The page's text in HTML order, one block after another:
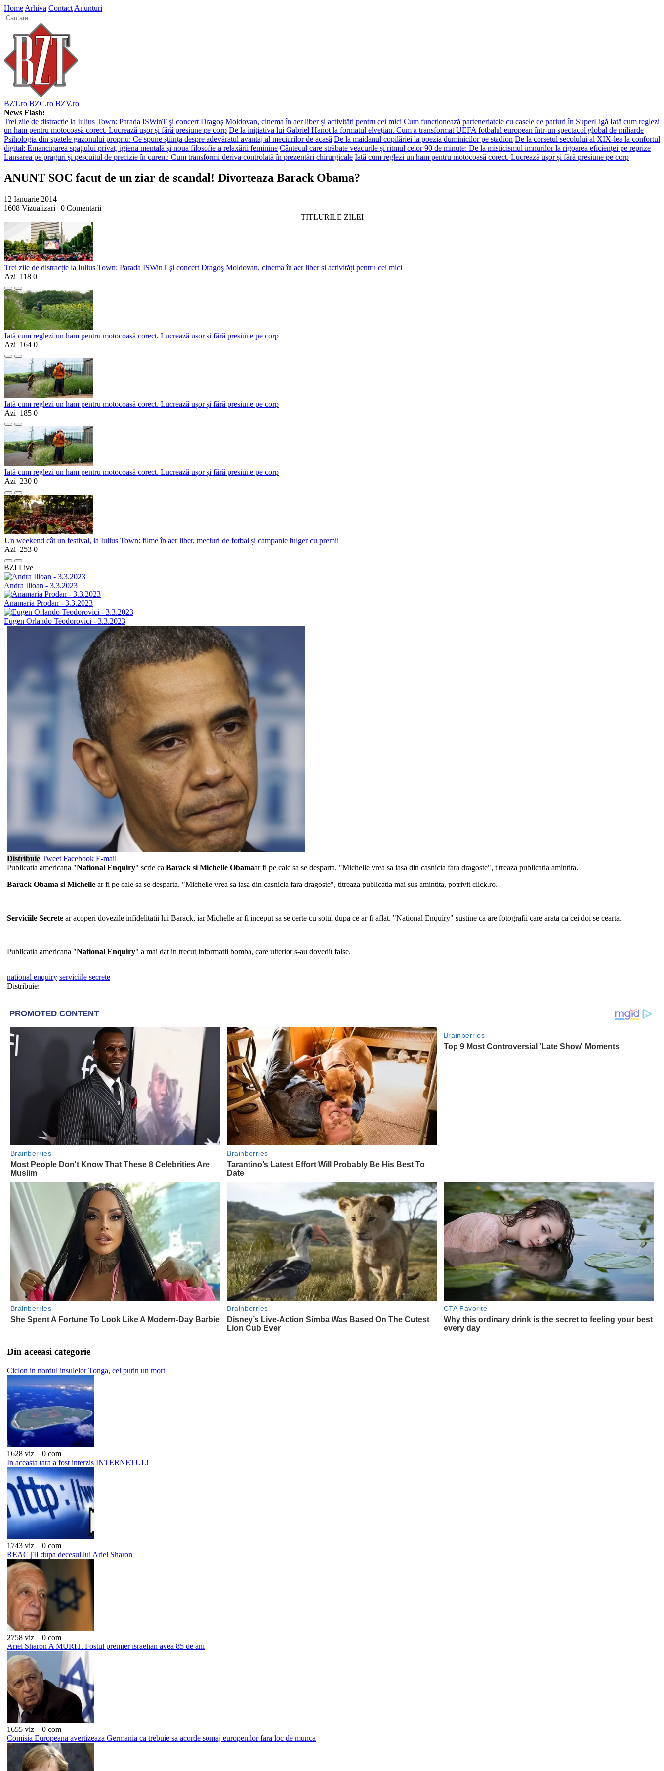
Home Arhiva Contact Anunturi
BZT.ro BZC.ro BZV.ro
News Flash:
Trei zile de distracție la Iulius Town: Parada ISWinT şi concert Dragoş Moldovan, cinema în aer liber și activități pentru cei mici Cum funcționează parteneriatele cu casele de pariuri în SuperLigă Iată cum reglezi
un ham pentru motocoasă corect. Lucrează ușor și fără presiune pe corp De la inițiativa lui Gabriel Hanot la formatul elvețian. Cum a transformat UEFA fotbalul european într-un spectacol global de miliarde
Psihologia din spatele gazonului propriu: Ce spune știința despre adevăratul avantaj al meciurilor de acasă De la maidanul copilăriei la poezia duminicilor pe stadion De la corsetul secolului al XIX-lea la confortul
digital: Emanciparea spațiului privat, igiena mentală și noua filosofie a relaxării feminine Cântecul care străbate veacurile și ritmul celor 90 de minute: De la misticismul imnurilor la rigoarea eficienței pe reprize
Lansarea pe praguri și pescuitul de precizie în curent: Cum transformi deriva controlată în prezentări chirurgicale Iată cum reglezi un ham pentru motocoasă corect. Lucrează ușor și fără presiune pe corp
ANUNT SOC facut de un ziar de scandal! Divorteaza Barack Obama?
12 Ianuarie 2014
1608 Vizualizari | 0 Comentarii
TITLURILE ZILEI
Trei zile de distracție la Iulius Town: Parada ISWinT şi concert Dragoş Moldovan, cinema în aer liber și activități pentru cei mici
Azi 118 0
Iată cum reglezi un ham pentru motocoasă corect. Lucrează ușor și fără presiune pe corp
Azi 164 0
Iată cum reglezi un ham pentru motocoasă corect. Lucrează ușor și fără presiune pe corp
Azi 185 0
Iată cum reglezi un ham pentru motocoasă corect. Lucrează ușor și fără presiune pe corp
Azi 230 0
Un weekend cât un festival, la Iulius Town: filme în aer liber, meciuri de fotbal și campanie fulger cu premii
Azi 253 0
BZI Live
Andra Ilioan - 3.3.2023
Anamaria Prodan - 3.3.2023
Eugen Orlando Teodorovici - 3.3.2023
Distribuie Tweet Facebook E-mail
Publicatia americana "National Enquiry" scrie ca Barack si Michelle Obamaar fi pe cale sa se desparta. "Michelle vrea sa iasa din casnicia fara dragoste", titreaza publicatia amintita.
Barack Obama si Michelle ar fi pe cale sa se desparta. "Michelle vrea sa iasa din casnicia fara dragoste", titreaza publicatia mai sus amintita, potrivit click.ro.
Serviciile Secrete ar acoperi dovezile infidelitatii lui Barack, iar Michelle ar fi inceput sa se certe cu sotul dupa ce ar fi aflat. "National Enquiry" sustine ca are fotografii care arata ca cei doi se cearta.
Publicatia americana "National Enquiry" a mai dat in trecut informatii bomba, care ulterior s-au dovedit false.
national enquiry serviciile secrete
Distribuie:
Din aceeasi categorie
Ciclon in nordul insulelor Tonga, cel putin un mort
1628 viz
0 com
In aceasta tara a fost interzis INTERNETUL!
1743 viz
0 com
REACŢII dupa decesul lui Ariel Sharon
2758 viz
0 com
Ariel Sharon A MURIT. Fostul premier israelian avea 85 de ani
1655 viz
0 com
Comisia Europeana avertizeaza Germania ca trebuie sa acorde somaj europenilor fara loc de munca